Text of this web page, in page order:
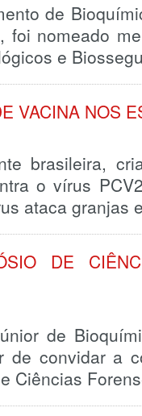
de
foi nomeado
e
VACINA NOS
brasileira,
o vírus
ataca
DE
de
de convidar a
Ciências